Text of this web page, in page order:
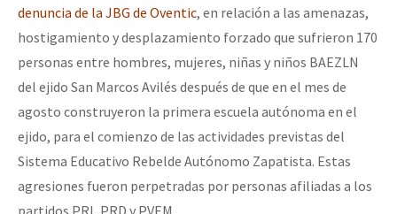
denuncia de la JBG de Oventic, en relación a las amenazas,
hostigamiento y desplazamiento forzado que sufrieron 170
personas entre hombres, mujeres, niñas y niños BAEZLN
del ejido San Marcos Avilés después de que en el mes de
agosto construyeron la primera escuela autónoma en el
ejido, para el comienzo de las actividades previstas del
Sistema Educativo Rebelde Autónomo Zapatista. Estas
agresiones fueron perpetradas por personas afiliadas a los
partidos PRI, PRD y PVEM.